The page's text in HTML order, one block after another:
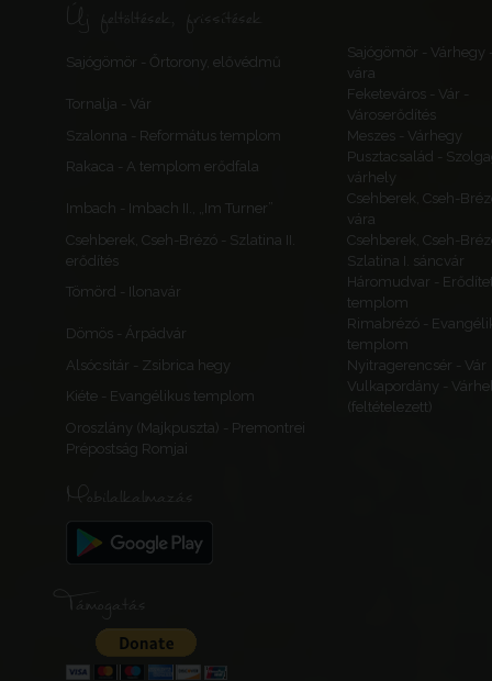
Új feltöltések, frissítések
Sajógömör - Őrtorony, elővédmű
Sajógömör - Várhegy
vára
Tornalja - Vár
Feketeváros - Vár -
Városerődítés
Szalonna - Református templom
Meszes - Várhegy
Rakaca - A templom erődfala
Pusztacsalád -
várhely
Imbach - Imbach II., „Im Turner”
Csehberek, Cseh-
vára
Csehberek, Cseh-Brézó - Szlatina II.
erődítés
Csehberek, Cseh-
Szlatina I. sáncvár
Tömörd - Ilonavár
Háromudvar -
templom
Dömös - Árpádvár
Rimabrézó -
templom
Alsócsitár - Zsibrica hegy
Nyitragerencsér - Vár
Kiéte - Evangélikus templom
Vulkapordány -
(feltételezett)
Oroszlány (Majkpuszta) - Premontrei
Prépostság Romjai
Mobilalkalmazás
Támogatás